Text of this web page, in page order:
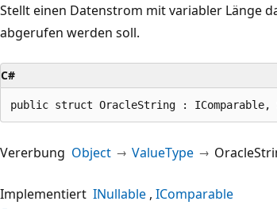
Stellt einen Datenstrom mit variabler Länge
abgerufen werden soll.
C#
public struct OracleString : IComparable,
Vererbung Object ValueType
Implementiert INullable IComparable